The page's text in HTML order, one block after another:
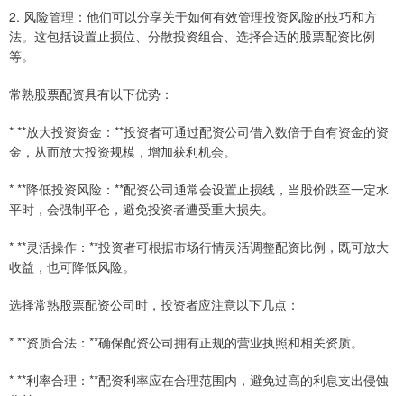
2. 风险管理：他们可以分享关于如何有效管理投资风险的技巧和方
法。这包括设置止损位、分散投资组合、选择合适的股票配资比例
等。
常熟股票配资具有以下优势：
* **放大投资资金：**投资者可通过配资公司借入数倍于自有资金的资
金，从而放大投资规模，增加获利机会。
* **降低投资风险：**配资公司通常会设置止损线，当股价跌至一定水
平时，会强制平仓，避免投资者遭受重大损失。
* **灵活操作：**投资者可根据市场行情灵活调整配资比例，既可放大
收益，也可降低风险。
选择常熟股票配资公司时，投资者应注意以下几点：
* **资质合法：**确保配资公司拥有正规的营业执照和相关资质。
* **利率合理：**配资利率应在合理范围内，避免过高的利息支出侵蚀